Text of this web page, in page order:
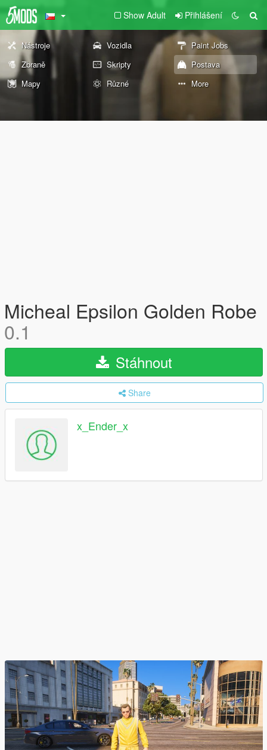
Show Adult Přihlášení
Nástroje Vozidla
Paint Jobs
Zbraně
Skripty
Postava
Mapy
Různé More
Micheal Epsilon Golden Robe
0.1
Stáhnout
Share
x_Ender_x